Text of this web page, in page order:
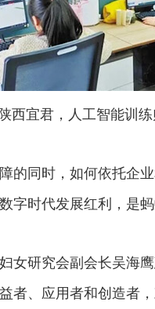
陕西宜君，人工智能训
同时，如何依托企业
字时代发展红利，是
研究会副会长吴海鹰
者、应用者和创造者